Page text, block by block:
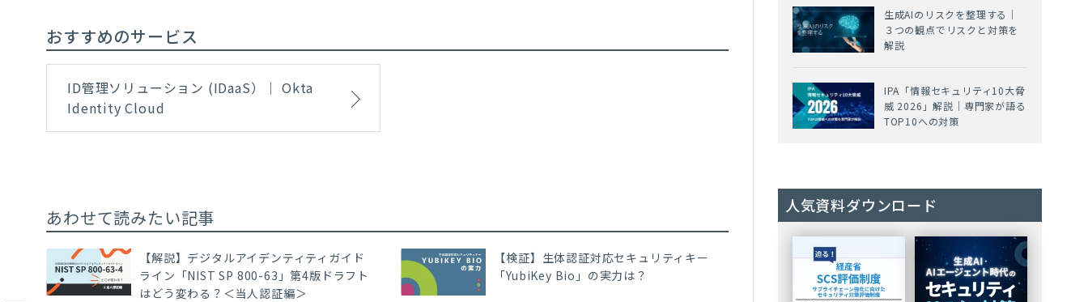
おすすめのサービス
ID管理ソリューション (IDaaS）｜ Okta
Identity Cloud
あわせて読みたい記事
【解説】デジタルアイデンティティガイド
ライン「NIST SP 800-63」第4版ドラフト
はどう変わる？＜当人認証編＞
【検証】生体認証対応セキュリティキー
「YubiKey Bio」の実力は？
生成AIのリスクを整理する｜
３つの観点でリスクと対策を
解説
IPA「情報セキュリティ10大脅
威 2026」解説｜専門家が語る
TOP10への対策
人気資料ダウンロード